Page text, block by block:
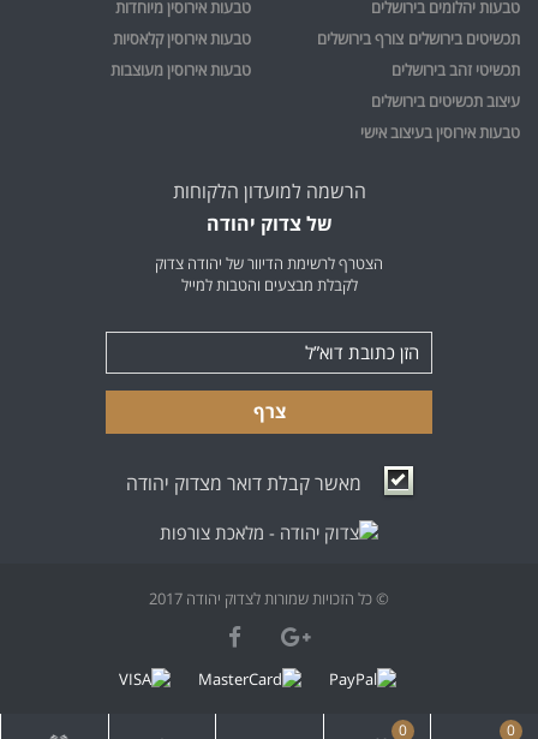
טבעות יהלומים בירושלים
תכשיטים בירושלים צורף בירושלים
תכשיטי זהב בירושלים
עיצוב תכשיטים בירושלים
טבעות אירוסין בעיצוב אישי
טבעות אירוסין מיוחדות
טבעות אירוסין קלאסיות
טבעות אירוסין מעוצבות
הרשמה למועדון הלקוחות
של צדוק יהודה
הצטרף לרשימת הדיוור של יהודה צדוק
לקבלת מבצעים והטבות למייל
צרף
מאשר קבלת דואר מצדוק יהודה
© כל הזכויות שמורות לצדוק יהודה 2017
0
0